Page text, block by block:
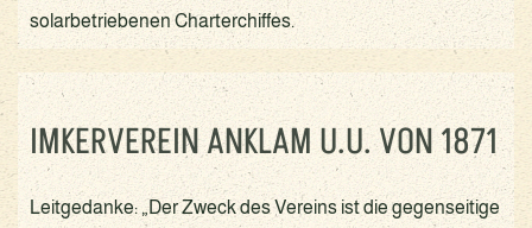
solarbetriebenen Charterchiffes.
IMKERVEREIN ANKLAM U.U. VON 1871
Leitgedanke: „Der Zweck des Vereins ist die gegenseitige